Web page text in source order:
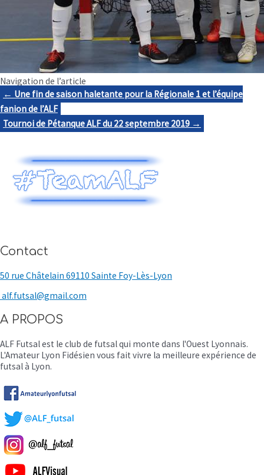
Navigation de l’article
← Une fin de saison haletante pour la Régionale 1 et l’équipe
fanion de l’ALF
Tournoi de Pétanque ALF du 22 septembre 2019 →
Contact
50 rue Châtelain 69110 Sainte Foy-Lès-Lyon
alf.futsal@gmail.com
A PROPOS
ALF Futsal est le club de futsal qui monte dans l'Ouest Lyonnais.
L'Amateur Lyon Fidésien vous fait vivre la meilleure expérience de
futsal à Lyon.